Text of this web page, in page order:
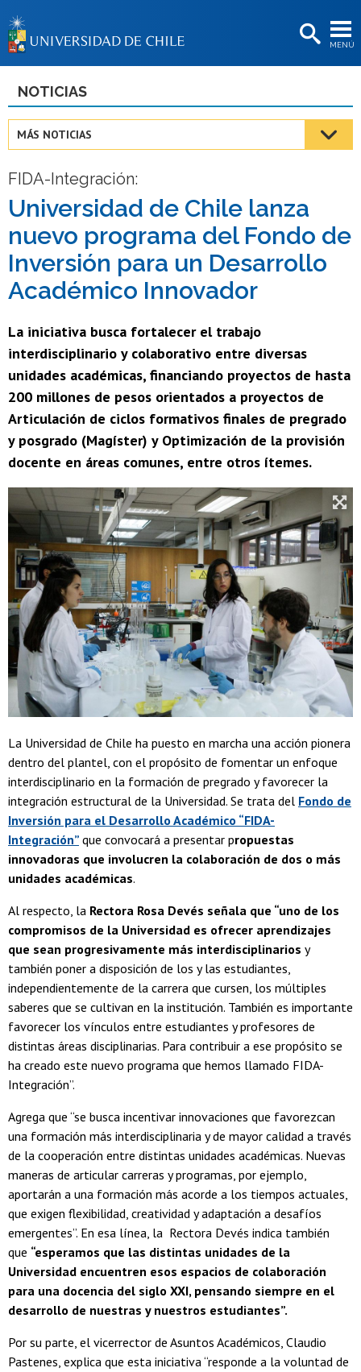
MENÚ
BIBLIOTECAS
Estudiantes
Funcionarias/os
Egresadas/os
NOTICIAS
MÁS NOTICIAS
FIDA-Integración:
Universidad de Chile lanza
nuevo programa del Fondo de
Inversión para un Desarrollo
Académico Innovador
La iniciativa busca fortalecer el trabajo
interdisciplinario y colaborativo entre diversas
unidades académicas, financiando proyectos de hasta
200 millones de pesos orientados a proyectos de
Articulación de ciclos formativos finales de pregrado
y posgrado (Magíster) y Optimización de la provisión
docente en áreas comunes, entre otros ítemes.
La Universidad de Chile ha puesto en marcha una acción pionera
dentro del plantel, con el propósito de fomentar un enfoque
interdisciplinario en la formación de pregrado y favorecer la
integración estructural de la Universidad. Se trata del Fondo de
Inversión para el Desarrollo Académico “FIDA-
Integración” que convocará a presentar propuestas
innovadoras que involucren la colaboración de dos o más
unidades académicas.
Al respecto, la Rectora Rosa Devés señala que “uno de los
compromisos de la Universidad es ofrecer aprendizajes
que sean progresivamente más interdisciplinarios y
también poner a disposición de los y las estudiantes,
independientemente de la carrera que cursen, los múltiples
saberes que se cultivan en la institución. También es importante
favorecer los vínculos entre estudiantes y profesores de
distintas áreas disciplinarias. Para contribuir a ese propósito se
ha creado este nuevo programa que hemos llamado FIDA-
Integración”.
Agrega que “se busca incentivar innovaciones que favorezcan
una formación más interdisciplinaria y de mayor calidad a través
de la cooperación entre distintas unidades académicas. Nuevas
maneras de articular carreras y programas, por ejemplo,
aportarán a una formación más acorde a los tiempos actuales,
que exigen flexibilidad, creatividad y adaptación a desafíos
emergentes”. En esa línea, la Rectora Devés indica también
que “esperamos que las distintas unidades de la
Universidad encuentren esos espacios de colaboración
para una docencia del siglo XXI, pensando siempre en el
desarrollo de nuestras y nuestros estudiantes”.
Por su parte, el vicerrector de Asuntos Académicos, Claudio
Pastenes, explica que esta iniciativa “responde a la voluntad de